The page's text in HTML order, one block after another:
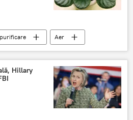
purificare
Aer
Oxigen
Hillary